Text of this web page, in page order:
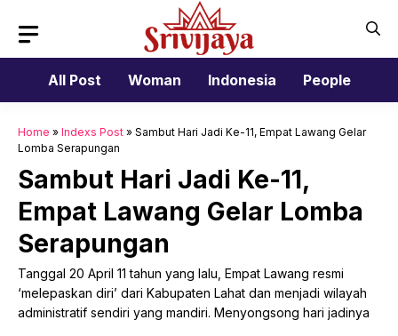
content
All Post
Woman Indonesia People
Home » Indexs Post » Sambut Hari Jadi Ke-11, Empat Lawang Gelar
Lomba Serapungan
Sambut Hari Jadi Ke-11,
Empat Lawang Gelar Lomba
Serapungan
Tanggal 20 April 11 tahun yang lalu, Empat Lawang resmi
‘melepaskan diri’ dari Kabupaten Lahat dan menjadi wilayah
administratif sendiri yang mandiri. Menyongsong hari jadinya